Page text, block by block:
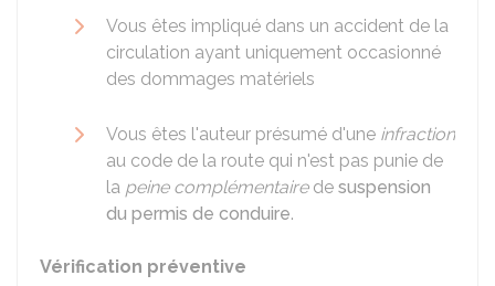
Vous êtes impliqué dans un accident de la
circulation ayant uniquement occasionné
des dommages matériels
Vous êtes l'auteur présumé d'une infraction
au code de la route qui n'est pas punie de
la peine complémentairede suspension
du permis de conduire.
Vérification préventive